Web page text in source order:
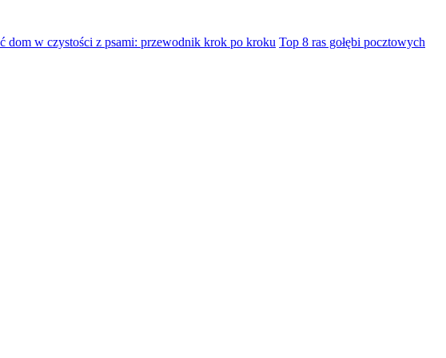
dom w czystości z psami: przewodnik krok po kroku Top 8 ras gołębi pocztowych